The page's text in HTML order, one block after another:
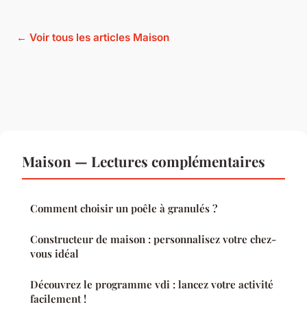
← Voir tous les articles Maison
Maison — Lectures complémentaires
Comment choisir un poêle à granulés ?
Constructeur de maison : personnalisez votre chez-
vous idéal
Découvrez le programme vdi : lancez votre activité
facilement !